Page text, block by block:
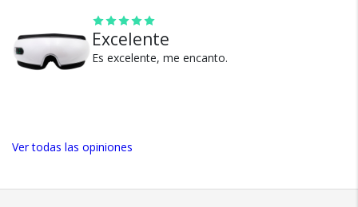
Excelente
Es excelente, me encanto.
Ver todas las opiniones
5 estrellas de 5 en Google.
5 estrellas de 5 en Facebook.
envíos.
nosotros.